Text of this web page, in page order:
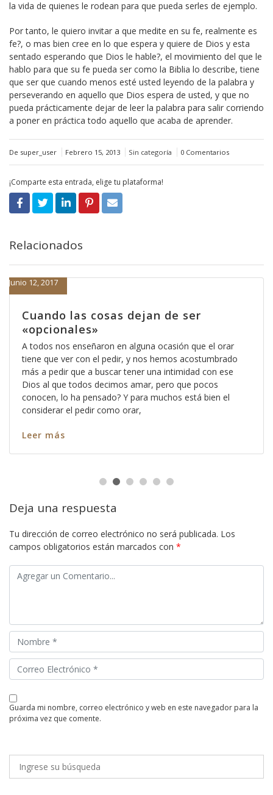
la vida de quienes le rodean para que pueda serles de ejemplo.
Por tanto, le quiero invitar a que medite en su fe, realmente es
fe?, o mas bien cree en lo que espera y quiere de Dios y esta
sentado esperando que Dios le hable?, el movimiento del que le
hablo para que su fe pueda ser como la Biblia lo describe, tiene
que ser que cuando menos esté usted leyendo de la palabra y
perseverando en aquello que Dios espera de usted, y que no
pueda prácticamente dejar de leer la palabra para salir corriendo
a poner en práctica todo aquello que acaba de aprender.
De super_user Febrero 15, 2013 Sin categoría 0 Comentarios
¡Comparte esta entrada, elige tu plataforma!
Relacionados
Cuando las cosas dejan de ser
«opcionales»
Junio 12, 2017
A todos nos enseñaron en alguna ocasión que el orar
tiene que ver con el pedir, y nos hemos acostumbrado
más a pedir que a buscar tener una intimidad con ese
Dios al que todos decimos amar, pero que pocos
conocen, lo ha pensado? Y para muchos está bien el
considerar el pedir como orar,
Leer más
Deja una respuesta
Tu dirección de correo electrónico no será publicada. Los
campos obligatorios están marcados con *
guarda mi nombre, correo electrónico y web en este navegador para la
próxima vez que comente.